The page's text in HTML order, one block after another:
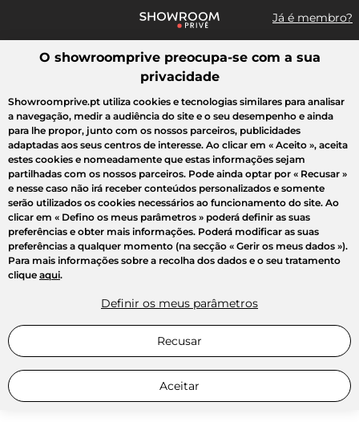
Já é membro?
Pesquisar uma marca, um artigo, uma venda...
Todas as vendas Moda Desporto Casa Criança Beleza
O showroomprive preocupa-se com a sua
privacidade
Showroomprive.pt utiliza cookies e tecnologias similares para analisar
a navegação, medir a audiência do site e o seu desempenho e ainda
para lhe propor, junto com os nossos parceiros, publicidades
adaptadas aos seus centros de interesse. Ao clicar em « Aceito », aceita
estes cookies e nomeadamente que estas informações sejam
partilhadas com os nossos parceiros. Pode ainda optar por « Recusar »
e nesse caso não irá receber conteúdos personalizados e somente
serão utilizados os cookies necessários ao funcionamento do site. Ao
clicar em « Defino os meus parâmetros » poderá definir as suas
preferências e obter mais informações. Poderá modificar as suas
preferências a qualquer momento (na secção « Gerir os meus dados »).
Para mais informações sobre a recolha dos dados e o seu tratamento
clique aqui.
Definir os meus parâmetros
Recusar
Aceitar